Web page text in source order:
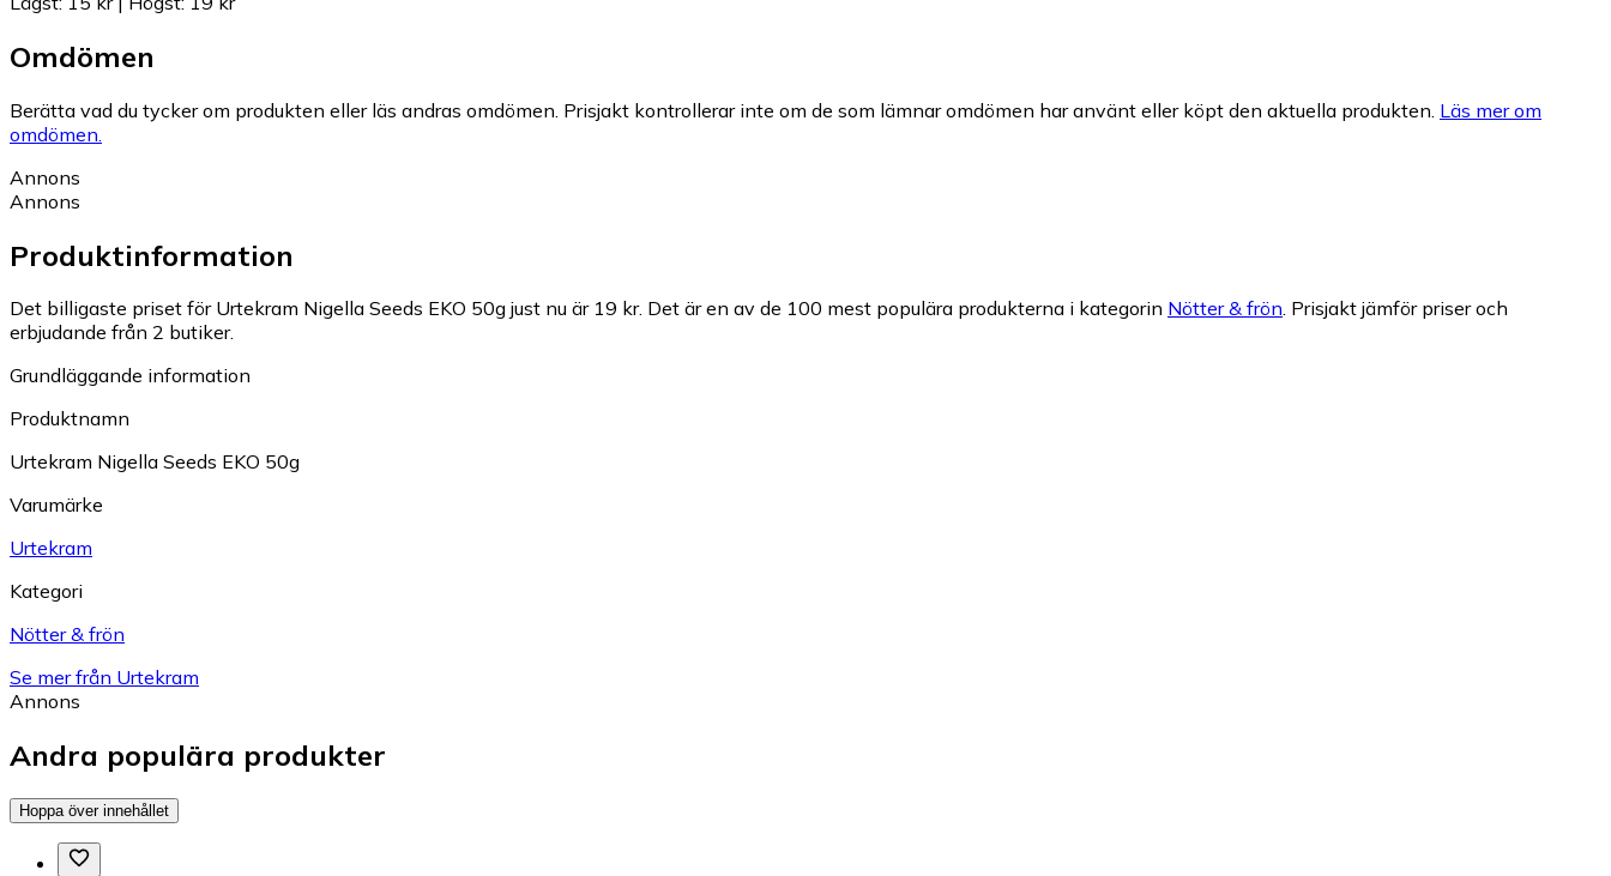
Omdömen
Berätta vad du tycker om produkten eller läs andras omdömen. Prisjakt kontrollerar inte om de som lämnar omdömen har använt eller köpt den aktuella produkten. Läs mer om
omdömen.
Annons
Annons
Produktinformation
Det billigaste priset för Urtekram Nigella Seeds EKO 50g just nu är 19 kr. Det är en av de 100 mest populära produkterna i kategorin Nötter & frön. Prisjakt jämför priser och
erbjudande från 2 butiker.
Grundläggande information
Produktnamn
Urtekram Nigella Seeds EKO 50g
Varumärke
Urtekram
Kategori
Nötter & frön
Se mer från Urtekram
Annons
Andra populära produkter
Hoppa över innehållet